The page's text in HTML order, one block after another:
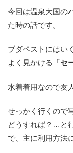
今回は温泉大国の
た時の話です。
ブダペストにはい
よく見かける「セ
水着着用なので友
せっかく行くので
どうすれば？…と
で、主に利用方法